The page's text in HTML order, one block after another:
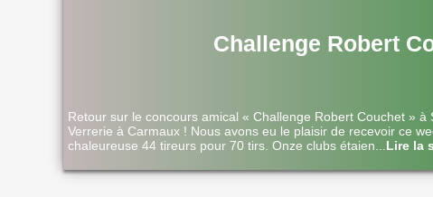
Challenge Robert
Retour sur le concours amical « Challenge Robert Couchet » à
Verrerie à Carmaux ! Nous avons eu le plaisir de recevoir ce
chaleureuse 44 tireurs pour 70 tirs. Onze clubs étaien
Lire la